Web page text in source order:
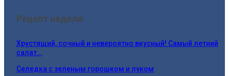
Рецепт недели:
Хрустящий, сочный и невероятно вкусный! Самый летний
салат…
Селедка с зеленым горошком и луком